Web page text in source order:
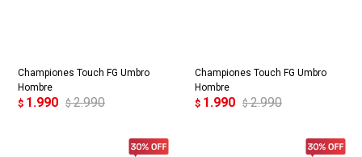
Championes Touch FG Umbro
Hombre
$ 1.990 $ 2.990
Championes Touch FG Umbro
Hombre
$ 1.990 $ 2.990